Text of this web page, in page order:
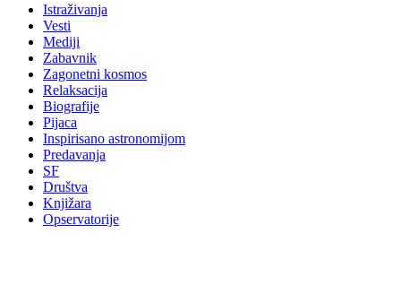
Istraživanja
Vesti
Mediji
Zabavnik
Zagonetni kosmos
Relaksacija
Biografije
Pijaca
Inspirisano astronomijom
Predavanja
SF
Društva
Knjižara
Opservatorije